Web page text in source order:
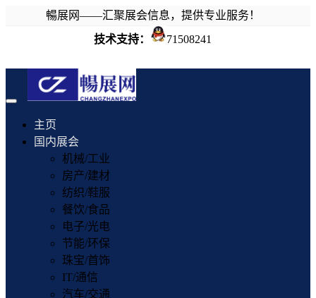
暢展网——汇聚展会信息，提供专业服务！
技术支持：
71508241
Toggle
navigation
主页
国内展会
机械/工业
房产/建材
纺织/鞋服
餐饮/食品
电子/光电
节能/环保
珠宝/首饰
IT/通信
汽车/交通